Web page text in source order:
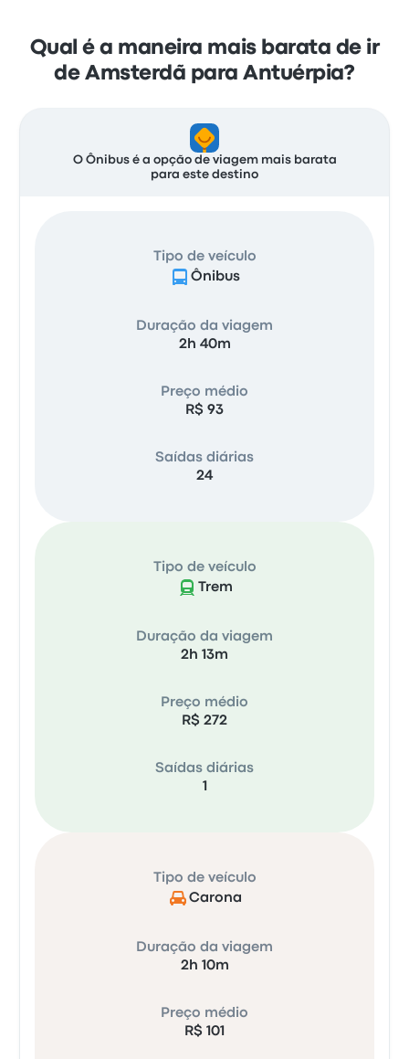
Qual é a maneira mais barata de ir
de Amsterdã para Antuérpia?
O Ônibus é a opção de viagem mais barata
para este destino
Tipo de veículo
Ônibus
Duração da viagem
2h 40m
Preço médio
R$ 93
Saídas diárias
24
Tipo de veículo
Trem
Duração da viagem
2h 13m
Preço médio
R$ 272
Saídas diárias
1
Tipo de veículo
Carona
Duração da viagem
2h 10m
Preço médio
R$ 101